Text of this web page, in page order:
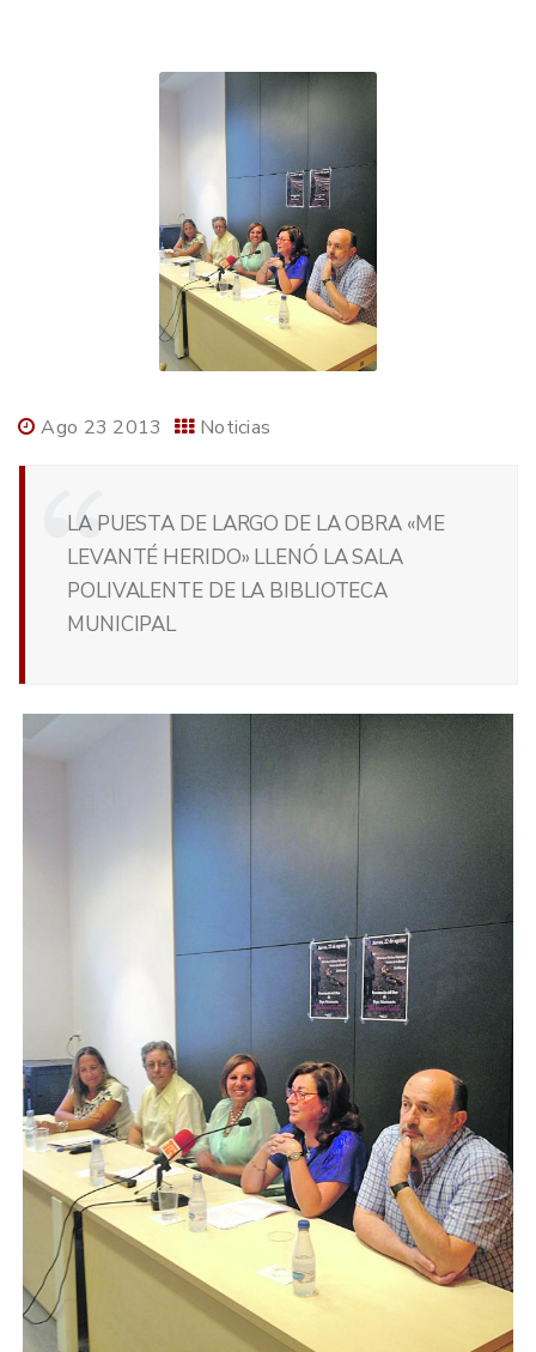
Ago 23 2013 Noticias
LA PUESTA DE LARGO DE LA OBRA «ME
LEVANTÉ HERIDO» LLENÓ LA SALA
POLIVALENTE DE LA BIBLIOTECA
MUNICIPAL